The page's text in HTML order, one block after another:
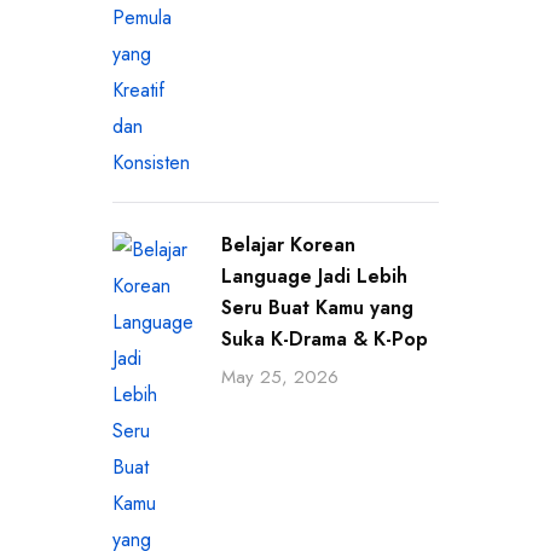
Belajar Korean
Language Jadi Lebih
Seru Buat Kamu yang
Suka K-Drama & K-Pop
May 25, 2026